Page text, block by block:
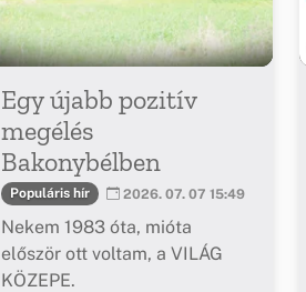
Egy újabb pozitív
megélés
Bakonybélben
Populáris hír 2026. 07. 07 15:49
Nekem 1983 óta, mióta
először ott voltam, a VILÁG
KÖZEPE.